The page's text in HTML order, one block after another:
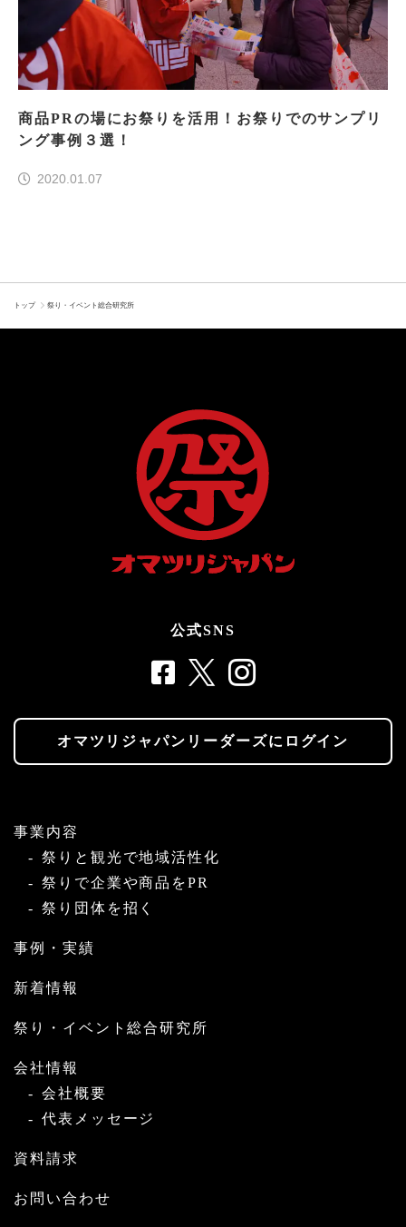
商品PRの場にお祭りを活用！お祭りでのサンプリ
ング事例３選！
2020.01.07
トップ 祭り・イベント総合研究所
公式SNS
オマツリジャパンリーダーズにログイン
事業内容
祭りと観光で地域活性化
祭りで企業や商品をPR
祭り団体を招く
事例・実績
新着情報
祭り・イベント総合研究所
会社情報
会社概要
代表メッセージ
資料請求
お問い合わせ